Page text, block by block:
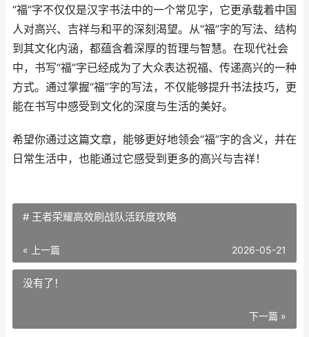
“福”字不仅仅是汉字书法中的一个常见字，它更承载着中国
人对高兴、吉祥与和平的深刻渴望。从“福”字的写法、结构
到其文化内涵，都蕴含着深厚的哲理与智慧。在现代社会
中，书写“福”字已经成为了大众表达祝福、传递高兴的一种
方式。通过掌握“福”字的写法，不仅能够提升书法技巧，更
能在书写中感受到文化的深度与生活的美好。
希望你通过这篇文章，能够更好地领会“福”字的含义，并在
日常生活中，也能通过它感受到更多的高兴与吉祥！
# 王者荣耀高效刷战队活跃度攻略
« 上一篇 2026-05-21
没有了！
下一篇 »